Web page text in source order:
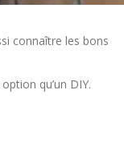
connaître les bons
qu’un DIY.